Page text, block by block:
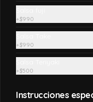
+$990
+$990
+$500
Instrucciones